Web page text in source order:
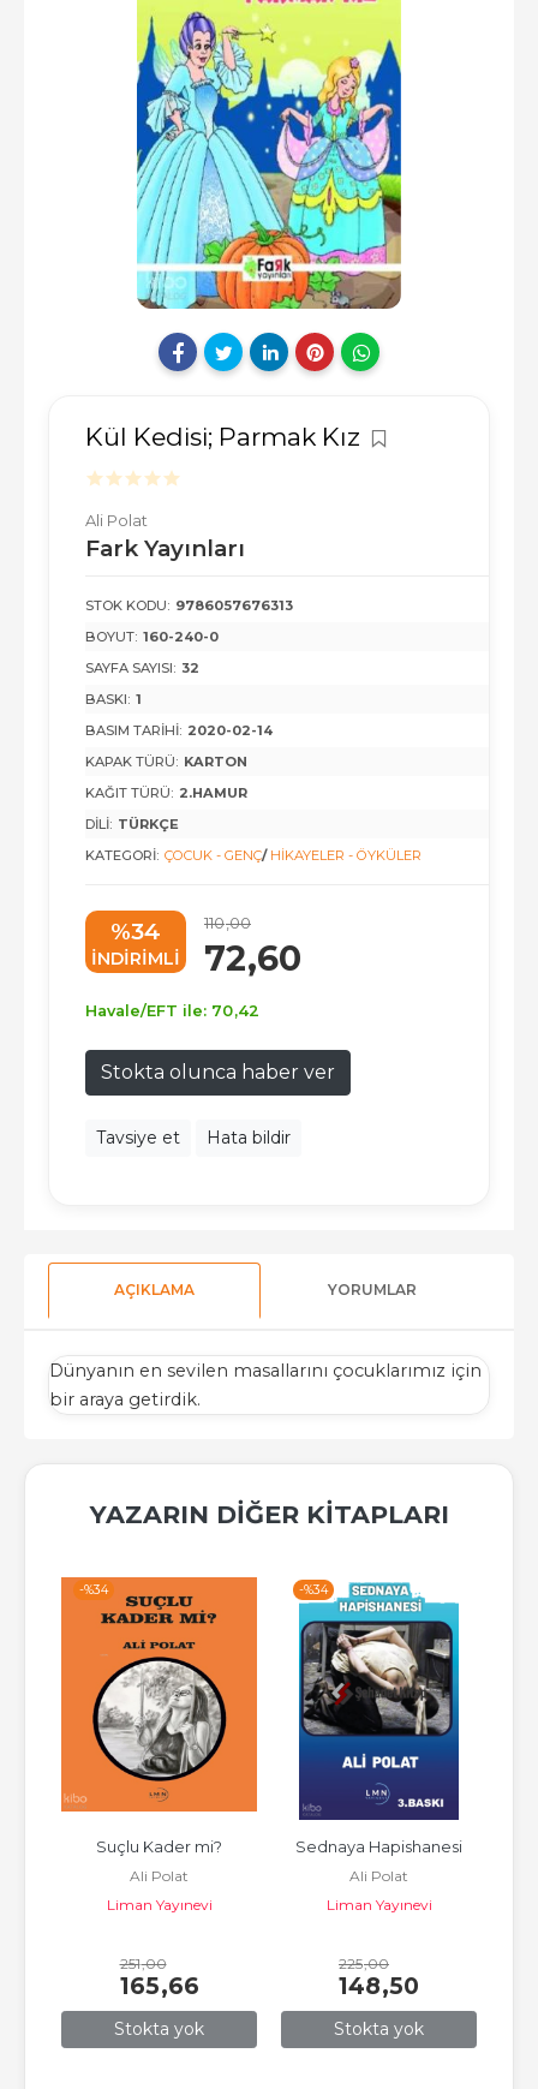
Kül Kedisi; Parmak Kız
Ali Polat
Fark Yayınları
STOK KODU: 9786057676313
BOYUT: 160-240-0
SAYFA SAYISI: 32
BASKI: 1
BASIM TARIHI: 2020-02-14
KAPAK TÜRÜ: KARTON
KAĞIT TÜRÜ: 2.HAMUR
DILI: TÜRKÇE
KATEGORI: ÇOCUK - GENÇ/ HIKAYELER - ÖYKÜLER
%34
INDIRIMLI
110,00
72,60
Havale/EFT ile: 70,42
Stokta olunca haber ver
Tavsiye et Hata bildir
AÇIKLAMA YORUMLAR
Dünyanın en sevilen masallarını çocuklarımız için
bir araya getirdik.
YAZARIN DIĞER KITAPLARI
-%34
Stokta yok
Suçlu Kader mi?
Ali Polat
Liman Yayınevi
251,00
165,66
-%34
Stokta yok
Sednaya Hapishanesi
Ali Polat
Liman Yayınevi
225,00
148,50